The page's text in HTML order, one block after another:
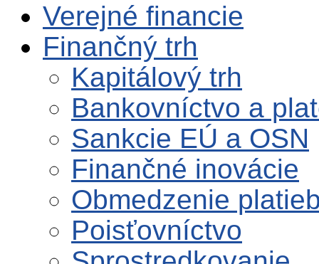
Verejné financie
Finančný trh
Kapitálový trh
Bankovníctvo a
Sankcie EÚ a OSN
Finančné inovácie
Obmedzenie
Poisťovníctvo